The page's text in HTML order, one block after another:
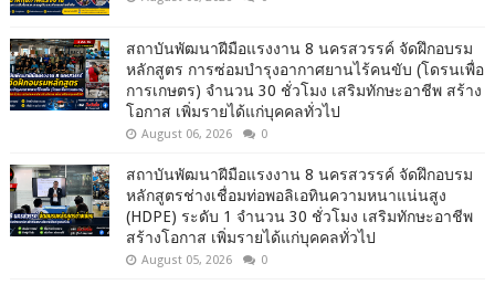
สถาบันพัฒนาฝีมือแรงงาน 8 นครสวรรค์ จัดฝึกอบรม
หลักสูตร การซ่อมบำรุงอากาศยานไร้คนขับ (โดรนเพื่อ
การเกษตร) จำนวน 30 ชั่วโมง เสริมทักษะอาชีพ สร้าง
โอกาส เพิ่มรายได้แก่บุคคลทั่วไป
August 06, 2026 0
สถาบันพัฒนาฝีมือแรงงาน 8 นครสวรรค์ จัดฝึกอบรม
หลักสูตรช่างเชื่อมท่อพอลิเอทินความหนาแน่นสูง
(HDPE) ระดับ 1 จำนวน 30 ชั่วโมง เสริมทักษะอาชีพ
สร้างโอกาส เพิ่มรายได้แก่บุคคลทั่วไป
August 05, 2026 0